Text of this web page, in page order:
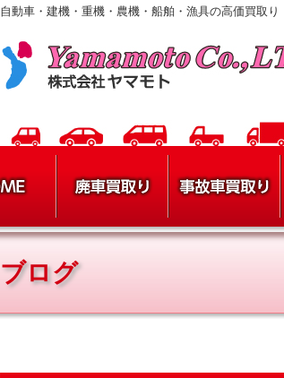
自動車・建機・重機・農機・船舶・漁具の高価買取
ブログ